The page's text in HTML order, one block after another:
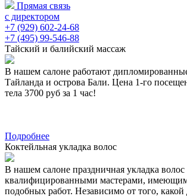
Прямая связь
с директором
+7 (929) 602-24-68
+7 (495) 99-546-88
Тайский и балийский массаж
В нашем салоне работают
Тайланда и острова Бали. Цена 1-го
тела 3700 руб за 1 час!
Подробнее
Коктейльная укладка волос
В нашем салоне праздничная укладка
квалифицированными мастерами,
подобных работ. Независимо от того,